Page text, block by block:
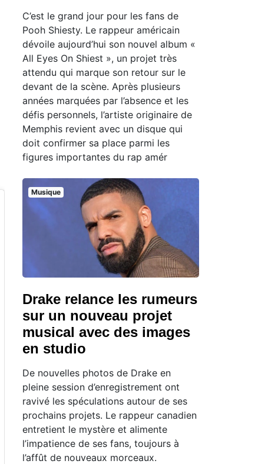
C’est le grand jour pour les fans de
Pooh Shiesty. Le rappeur américain
dévoile aujourd’hui son nouvel album «
All Eyes On Shiest », un projet très
attendu qui marque son retour sur le
devant de la scène. Après plusieurs
années marquées par l’absence et les
défis personnels, l’artiste originaire de
Memphis revient avec un disque qui
doit confirmer sa place parmi les
figures importantes du rap amér
Musique
Drake relance les rumeurs
sur un nouveau projet
musical avec des images
en studio
De nouvelles photos de Drake en
pleine session d’enregistrement ont
ravivé les spéculations autour de ses
prochains projets. Le rappeur canadien
entretient le mystère et alimente
l’impatience de ses fans, toujours à
l’affût de nouveaux morceaux.